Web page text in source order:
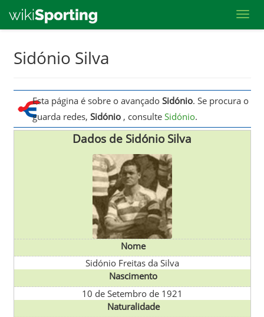
Sidónio Silva
Esta página é sobre o avançado Sidónio. Se procura o
guarda redes, Sidónio, consulte Sidónio.
Dados de Sidónio Silva
Nome
Sidónio Freitas da Silva
Nascimento
10 de Setembro de 1921
Naturalidade